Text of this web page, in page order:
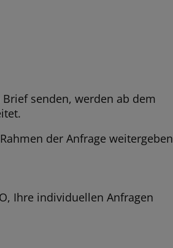
senden, werden ab dem
der Anfrage weitergeben
Ihre individuellen Anfragen